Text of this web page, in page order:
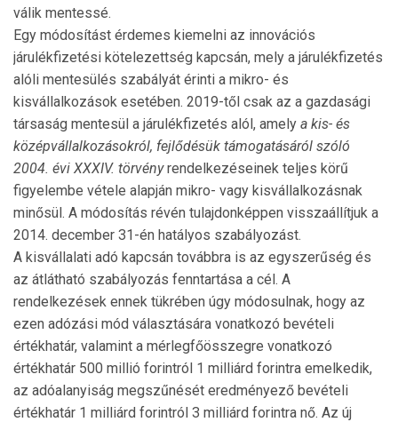
válik mentessé.
Egy módosítást érdemes kiemelni az innovációs
járulékfizetési kötelezettség kapcsán, mely a járulékfizetés
alóli men­te­sülés szabályát érinti a mikro- és
kisvállalkozások esetében. 2019-től csak az a gazdasági
társaság mentesül a járulékfizetés alól, amely a kis- és
középvállalkozásokról, fejlődésük támo­ga­tásáról szóló
2004. évi XXXIV. törvényrendelkezéseinek teljes körű
figyelembe vétele alapján mikro- vagy kisvállal­ko­zásnak
minősül. A módosítás révén tulajdonképpen vissza­állítjuk a
2014. december 31-én hatályos szabályozást.
A kisvállalati adó kapcsán továbbra is az egyszerűség és
az átlátható szabályozás fenntartása a cél. A
rendelkezések ennek tükrében úgy módosulnak, hogy az
ezen adózási mód választására vonatkozó bevételi
értékhatár, valamint a mérlegfőösszegre vonatkozó
értékhatár 500 millió forintról 1 milliárd forintra emelkedik,
az adóalanyiság megszű­nését eredményező bevételi
értékhatár 1 milliárd forintról 3 milliárd forintra nő. Az új